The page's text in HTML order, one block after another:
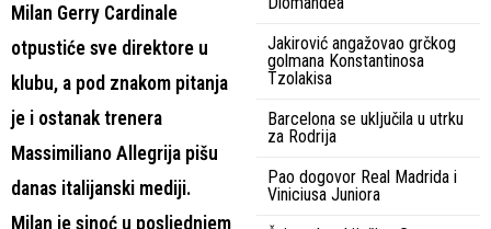
Milan Gerry Cardinale
otpustiće sve direktore u
klubu, a pod znakom pitanja
je i ostanak trenera
Massimiliano Allegrija pišu
danas italijanski mediji.
Milan je sinoć u posljednjem
Jakirović angažovao grčkog
golmana Konstantinosa
Tzolakisa
Barcelona se uključila u utrku
za Rodrija
Pao dogovor Real Madrida i
Viniciusa Juniora